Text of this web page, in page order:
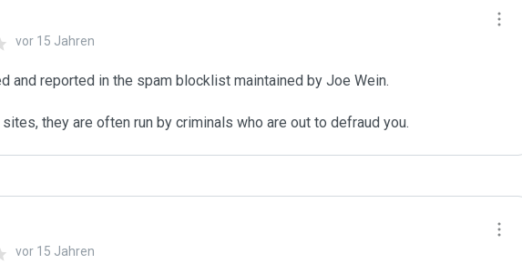
vor 15 Jahren
and reported in the spam blocklist maintained by Joe Wein.
they are often run by criminals who are out to defraud you.
vor 15 Jahren